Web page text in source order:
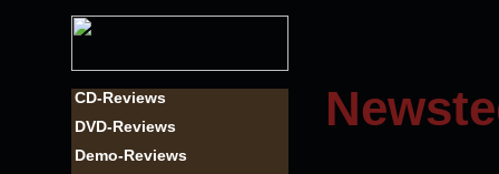
CD-Reviews
DVD-Reviews
Demo-Reviews